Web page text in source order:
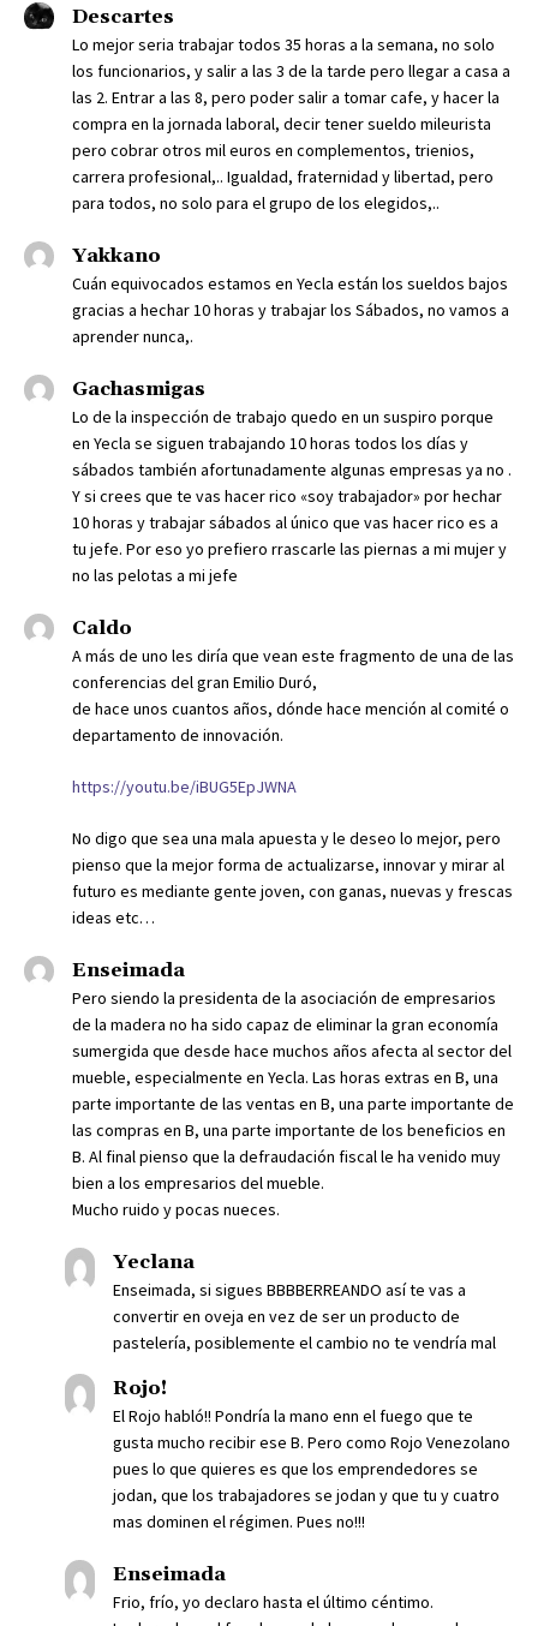
Descartes
Lo mejor seria trabajar todos 35 horas a la semana, no solo
los funcionarios, y salir a las 3 de la tarde pero llegar a casa a
las 2. Entrar a las 8, pero poder salir a tomar cafe, y hacer la
compra en la jornada laboral, decir tener sueldo mileurista
pero cobrar otros mil euros en complementos, trienios,
carrera profesional,.. Igualdad, fraternidad y libertad, pero
para todos, no solo para el grupo de los elegidos,..
Yakkano
Cuán equivocados estamos en Yecla están los sueldos bajos
gracias a hechar 10 horas y trabajar los Sábados, no vamos a
aprender nunca,.
Gachasmigas
Lo de la inspección de trabajo quedo en un suspiro porque
en Yecla se siguen trabajando 10 horas todos los días y
sábados también afortunadamente algunas empresas ya no .
Y si crees que te vas hacer rico «soy trabajador» por hechar
10 horas y trabajar sábados al único que vas hacer rico es a
tu jefe. Por eso yo prefiero rrascarle las piernas a mi mujer y
no las pelotas a mi jefe
Caldo
A más de uno les diría que vean este fragmento de una de las
conferencias del gran Emilio Duró,
de hace unos cuantos años, dónde hace mención al comité o
departamento de innovación.
https://youtu.be/iBUG5EpJWNA
No digo que sea una mala apuesta y le deseo lo mejor, pero
pienso que la mejor forma de actualizarse, innovar y mirar al
futuro es mediante gente joven, con ganas, nuevas y frescas
ideas etc…
Enseimada
Pero siendo la presidenta de la asociación de empresarios
de la madera no ha sido capaz de eliminar la gran economía
sumergida que desde hace muchos años afecta al sector del
mueble, especialmente en Yecla. Las horas extras en B, una
parte importante de las ventas en B, una parte importante de
las compras en B, una parte importante de los beneficios en
B. Al final pienso que la defraudación fiscal le ha venido muy
bien a los empresarios del mueble.
Mucho ruido y pocas nueces.
Yeclana
Enseimada, si sigues BBBBERREANDO así te vas a
convertir en oveja en vez de ser un producto de
pastelería, posiblemente el cambio no te vendría mal
Rojo!
El Rojo habló!! Pondría la mano enn el fuego que te
gusta mucho recibir ese B. Pero como Rojo Venezolano
pues lo que quieres es que los emprendedores se
jodan, que los trabajadores se jodan y que tu y cuatro
mas dominen el régimen. Pues no!!!
Enseimada
Frio, frío, yo declaro hasta el último céntimo.